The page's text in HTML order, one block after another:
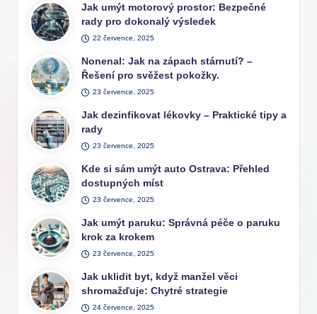
Jak umýt motorový prostor: Bezpečné
rady pro dokonalý výsledek
22 července, 2025
Nonenal: Jak na zápach stárnutí? –
Řešení pro svěžest pokožky.
23 července, 2025
Jak dezinfikovat lékovky – Praktické tipy a
rady
23 července, 2025
Kde si sám umýt auto Ostrava: Přehled
dostupných míst
23 července, 2025
Jak umýt paruku: Správná péče o paruku
krok za krokem
23 července, 2025
Jak uklidit byt, když manžel věci
shromažďuje: Chytré strategie
24 července, 2025